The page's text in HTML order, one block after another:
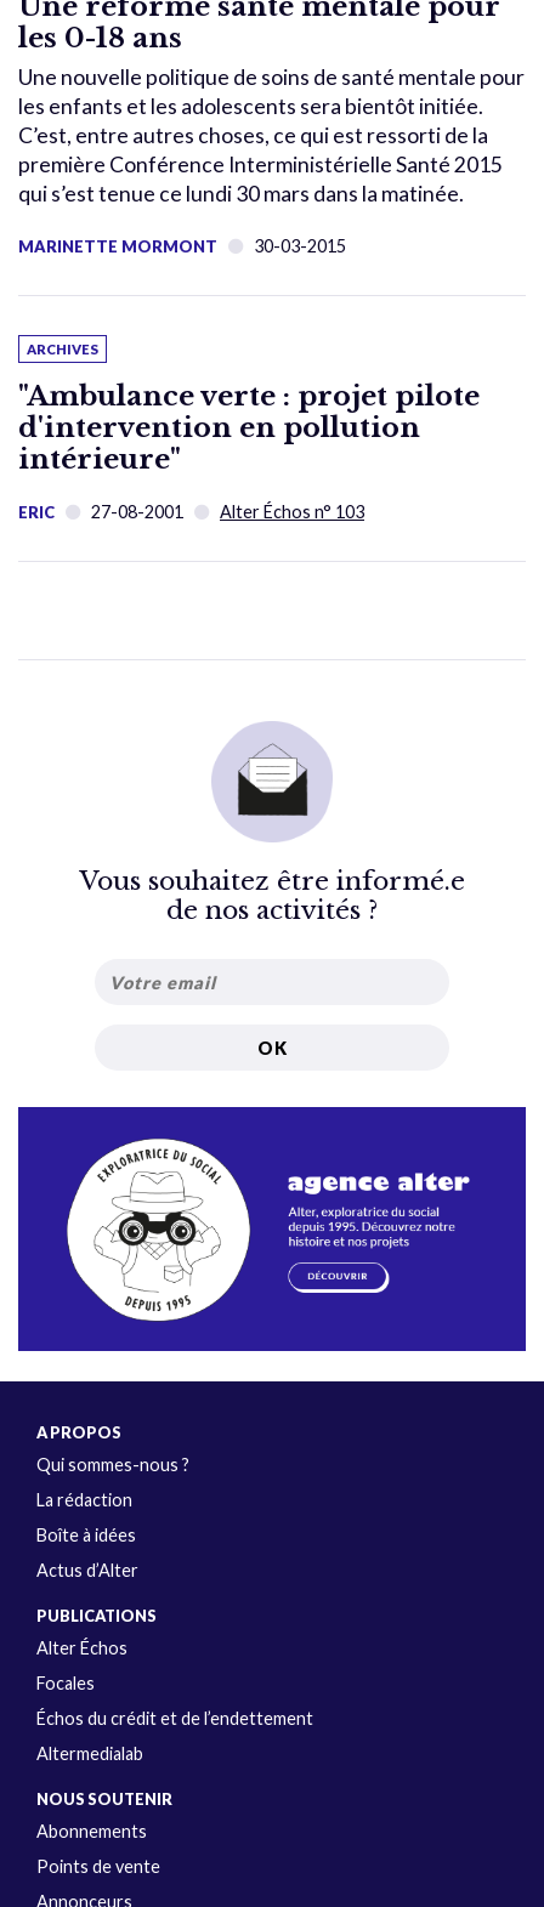
les 0-18 ans
Une nouvelle politique de soins de santé mentale pour
les enfants et les adolescents sera bientôt initiée.
C’est, entre autres choses, ce qui est ressorti de la
première Conférence Interministérielle Santé 2015
qui s’est tenue ce lundi 30 mars dans la matinée.
MARINETTE MORMONT 30-03-2015
ARCHIVES
"Ambulance verte : projet pilote
d'intervention en pollution
intérieure"
ERIC 27-08-2001 Alter Échos n° 103
Vous souhaitez être informé.e
de nos activités ?
A PROPOS
Qui sommes-nous ?
La rédaction
Boîte à idées
Actus d’Alter
PUBLICATIONS
Alter Échos
Focales
Échos du crédit et de l’endettement
Altermedialab
NOUS SOUTENIR
Abonnements
Points de vente
Annonceurs